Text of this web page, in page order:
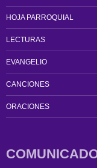
HOJA PARROQUIAL
LECTURAS
EVANGELIO
CANCIONES
ORACIONES